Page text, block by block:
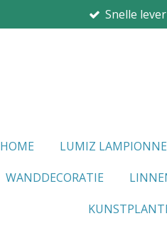
Snelle
HOME LUMIZ
WANDDECORATIE